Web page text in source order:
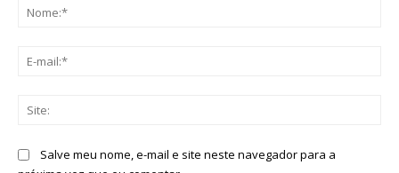
Salve meu nome, e-mail e site neste navegador para a